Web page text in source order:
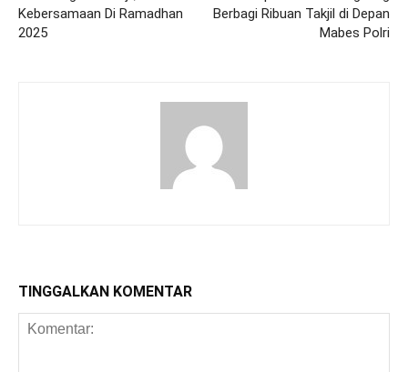
Kebersamaan Di Ramadhan
2025
Berbagi Ribuan Takjil di Depan
Mabes Polri
TINGGALKAN KOMENTAR